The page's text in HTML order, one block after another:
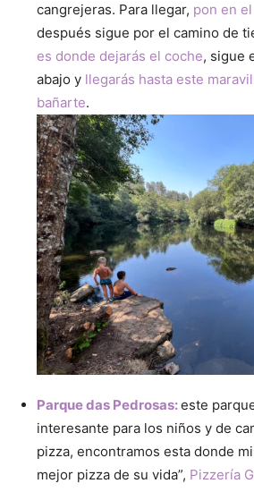
cangrejeras. Para llegar, pon en
después sigue por el camino de
es donde dejarás el coche, sigue
abajo y llegarás hasta este
bañarte.
Parque das Pedrosas:este
interesante para los niños y de
pizza, encontramos esta donde
mejor pizza de su vida”, Pizzería